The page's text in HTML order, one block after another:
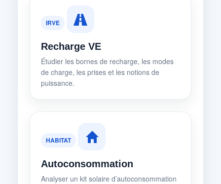
IRVE
Recharge VE
Étudier les bornes de recharge, les modes
de charge, les prises et les notions de
puissance.
HABITAT
Autoconsommation
Analyser un kit solaire d’autoconsommation